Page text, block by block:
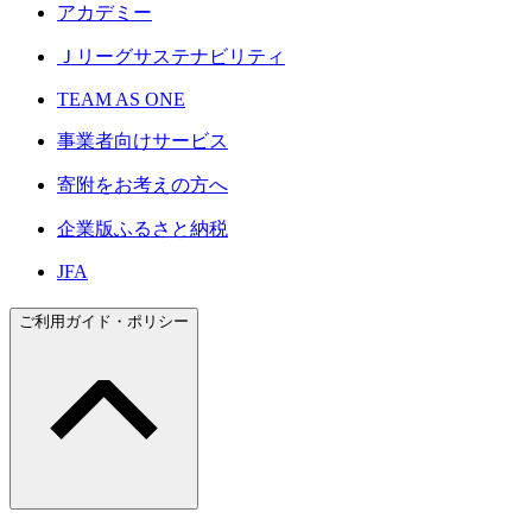
アカデミー
Ｊリーグサステナビリティ
TEAM AS ONE
事業者向けサービス
寄附をお考えの方へ
企業版ふるさと納税
JFA
ご利用ガイド・ポリシー